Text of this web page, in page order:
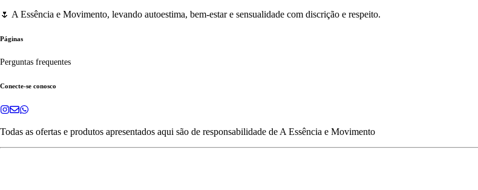
🌷 A Essência e Movimento, levando autoestima, bem-estar e sensualidade com discrição e respeito.
Páginas
Perguntas frequentes
Conecte-se conosco
Todas as ofertas e produtos apresentados aqui são de responsabilidade de A Essência e Movimento